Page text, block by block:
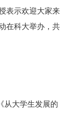
表示欢迎大家来
在科大举办，共
大学生发展的